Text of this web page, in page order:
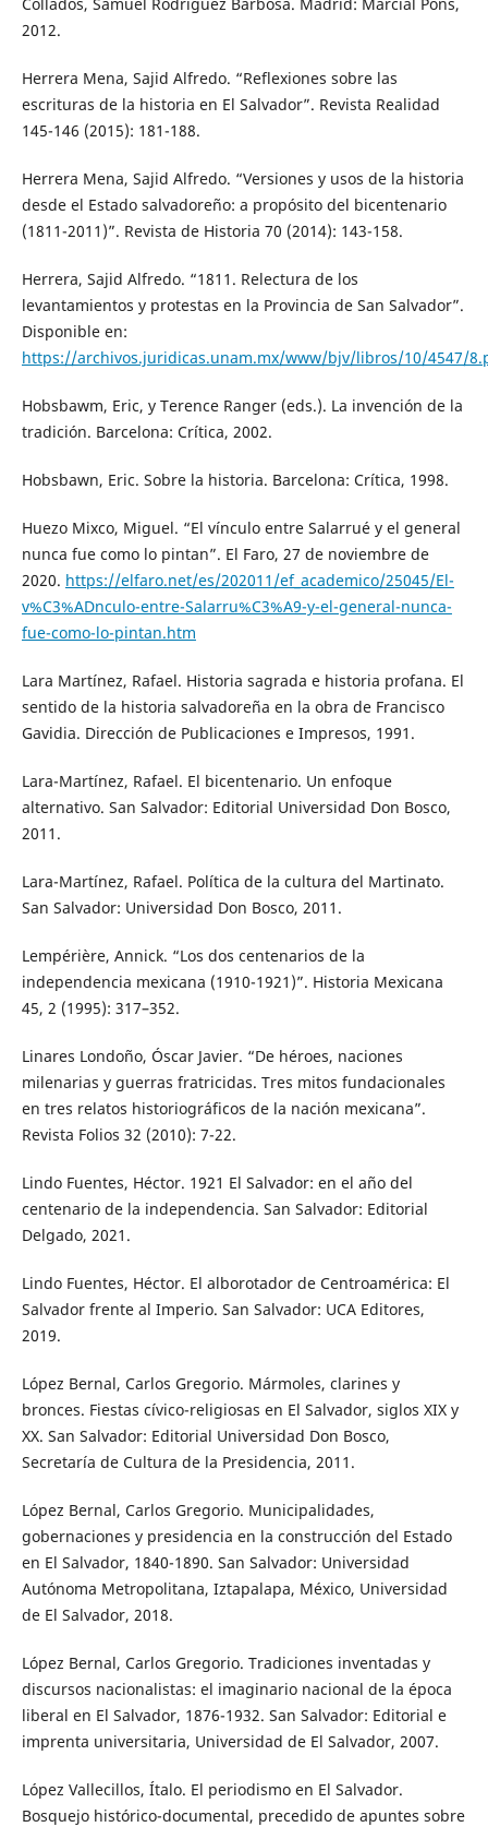
2012.
Herrera Mena, Sajid Alfredo. “Reflexiones sobre las
escrituras de la historia en El Salvador”. Revista Realidad
145-146 (2015): 181-188.
Herrera Mena, Sajid Alfredo. “Versiones y usos de la historia
desde el Estado salvadoreño: a propósito del bicentenario
(1811-2011)”. Revista de Historia 70 (2014): 143-158.
Herrera, Sajid Alfredo. “1811. Relectura de los
levantamientos y protestas en la Provincia de San Salvador”.
Disponible en:
https://archivos.juridicas.unam.mx/www/bjv/libros/10/4547/
Hobsbawm, Eric, y Terence Ranger (eds.). La invención de la
tradición. Barcelona: Crítica, 2002.
Hobsbawn, Eric. Sobre la historia. Barcelona: Crítica, 1998.
Huezo Mixco, Miguel. “El vínculo entre Salarrué y el general
nunca fue como lo pintan”. El Faro, 27 de noviembre de
2020. https://elfaro.net/es/202011/ef_academico/25045/El-
v%C3%ADnculo-entre-Salarru%C3%A9-y-el-general-nunca-
fue-como-lo-pintan.htm
Lara Martínez, Rafael. Historia sagrada e historia profana. El
sentido de la historia salvadoreña en la obra de Francisco
Gavidia. Dirección de Publicaciones e Impresos, 1991.
Lara-Martínez, Rafael. El bicentenario. Un enfoque
alternativo. San Salvador: Editorial Universidad Don Bosco,
2011.
Lara-Martínez, Rafael. Política de la cultura del Martinato.
San Salvador: Universidad Don Bosco, 2011.
Lempérière, Annick. “Los dos centenarios de la
independencia mexicana (1910-1921)”. Historia Mexicana
45, 2 (1995): 317–352.
Linares Londoño, Óscar Javier. “De héroes, naciones
milenarias y guerras fratricidas. Tres mitos fundacionales
en tres relatos historiográficos de la nación mexicana”.
Revista Folios 32 (2010): 7-22.
Lindo Fuentes, Héctor. 1921 El Salvador: en el año del
centenario de la independencia. San Salvador: Editorial
Delgado, 2021.
Lindo Fuentes, Héctor. El alborotador de Centroamérica: El
Salvador frente al Imperio. San Salvador: UCA Editores,
2019.
López Bernal, Carlos Gregorio. Mármoles, clarines y
bronces. Fiestas cívico-religiosas en El Salvador, siglos XIX y
XX. San Salvador: Editorial Universidad Don Bosco,
Secretaría de Cultura de la Presidencia, 2011.
López Bernal, Carlos Gregorio. Municipalidades,
gobernaciones y presidencia en la construcción del Estado
en El Salvador, 1840-1890. San Salvador: Universidad
Autónoma Metropolitana, Iztapalapa, México, Universidad
de El Salvador, 2018.
López Bernal, Carlos Gregorio. Tradiciones inventadas y
discursos nacionalistas: el imaginario nacional de la época
liberal en El Salvador, 1876-1932. San Salvador: Editorial e
imprenta universitaria, Universidad de El Salvador, 2007.
López Vallecillos, Ítalo. El periodismo en El Salvador.
Bosquejo histórico-documental, precedido de apuntes sobre